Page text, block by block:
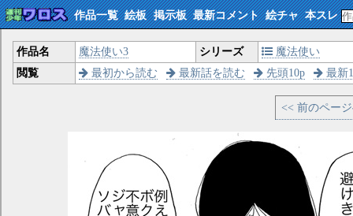
作品一覧 絵板 掲示板 最新コメント 絵チャ 本スレ
作品名 魔法使い3 シリーズ
魔法使い
閲覧
最初から読む 最新話を読む 先頭10p 最新
<< 前のペー